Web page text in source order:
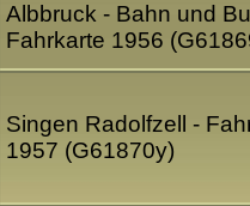
Albbruck - Bahn und
Fahrkarte 1956
Singen Radolfzell -
1957 (G61870y)